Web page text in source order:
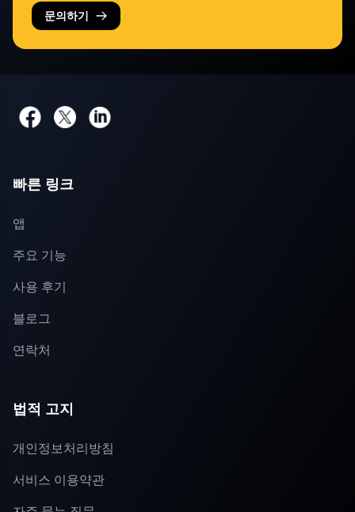
문의하기
빠른 링크
앱
주요 기능
사용 후기
블로그
연락처
법적 고지
개인정보처리방침
서비스 이용약관